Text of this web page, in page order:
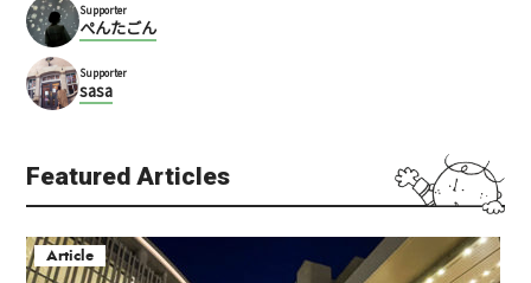
Supporter
ぺんたごん
Supporter
sasa
Featured Articles
Article